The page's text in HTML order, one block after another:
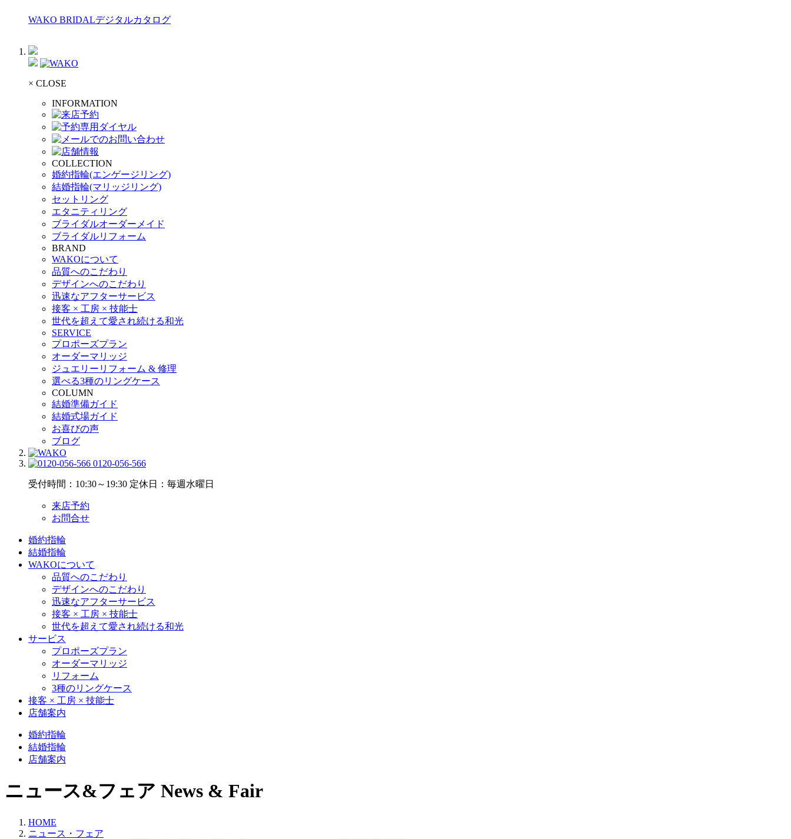
WAKO BRIDALデジタルカタログ
× CLOSE
INFORMATION
COLLECTION
婚約指輪(エンゲージリング)
結婚指輪(マリッジリング)
セットリング
エタニティリング
ブライダルオーダーメイド
ブライダルリフォーム
BRAND
WAKOについて
品質へのこだわり
デザインへのこだわり
迅速なアフターサービス
接客 × 工房 × 技能士
世代を超えて愛され続ける和光
SERVICE
プロポーズプラン
オーダーマリッジ
ジュエリーリフォーム & 修理
選べる3種のリングケース
COLUMN
結婚準備ガイド
結婚式場ガイド
お喜びの声
ブログ
0120-056-566
受付時間：10:30～19:30 定休日：毎週水曜日
来店予約
お問合せ
婚約指輪
結婚指輪
WAKOについて
品質へのこだわり
デザインへのこだわり
迅速なアフターサービス
接客 × 工房 × 技能士
世代を超えて愛され続ける和光
サービス
プロポーズプラン
オーダーマリッジ
リフォーム
3種のリングケース
接客 × 工房 × 技能士
店舗案内
婚約指輪
結婚指輪
店舗案内
ニュース&フェア News & Fair
HOME
ニュース・フェア